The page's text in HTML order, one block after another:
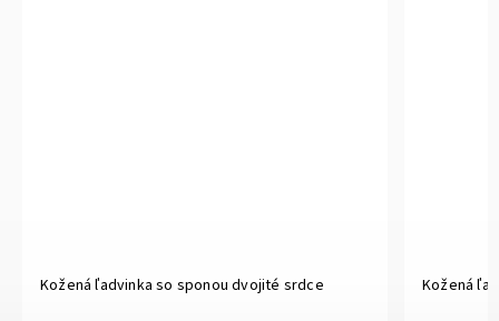
Kožená ľadvinka so sponou dvojité srdce Kožená